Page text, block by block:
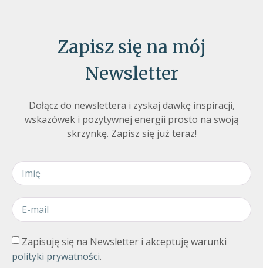
Zapisz się na mój
Newsletter
Dołącz do newslettera i zyskaj dawkę inspiracji,
wskazówek i pozytywnej energii prosto na swoją
skrzynkę. Zapisz się już teraz!
Zapisuję się na Newsletter i akceptuję warunki
polityki prywatności.